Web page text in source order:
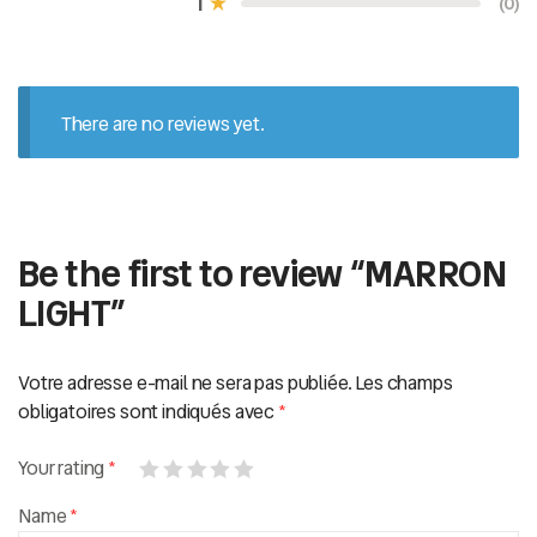
There are no reviews yet.
Be the first to review “MARRON
LIGHT”
Votre adresse e-mail ne sera pas publiée.Les champs
obligatoires sont indiqués avec *
Your rating *
Name*